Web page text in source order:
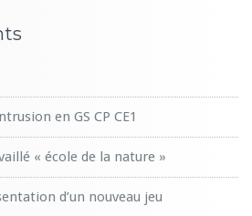
en GS CP CE1
« école de la nature »
d’un nouveau jeu